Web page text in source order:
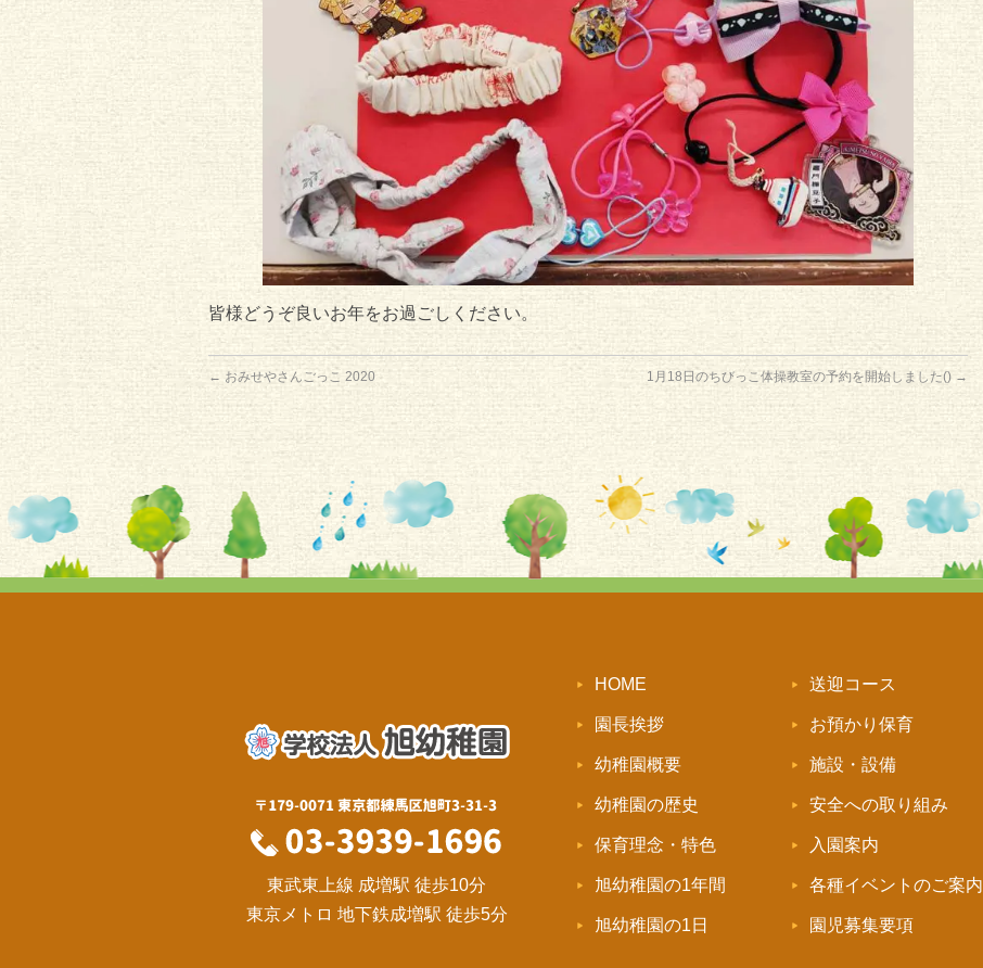
皆様どうぞ良いお年をお過ごしください。
← おみせやさんごっこ 2020 1月18日のちびっこ体操教室の予約を開始しました() →
東武東上線 成増駅 徒歩10分
東京メトロ 地下鉄成増駅 徒歩5分
HOME
園長挨拶
幼稚園概要
幼稚園の歴史
保育理念・特色
旭幼稚園の1年間
旭幼稚園の1日
送迎コース
お預かり保育
施設・設備
安全への取り組み
入園案内
各種イベントのご案内
園児募集要項